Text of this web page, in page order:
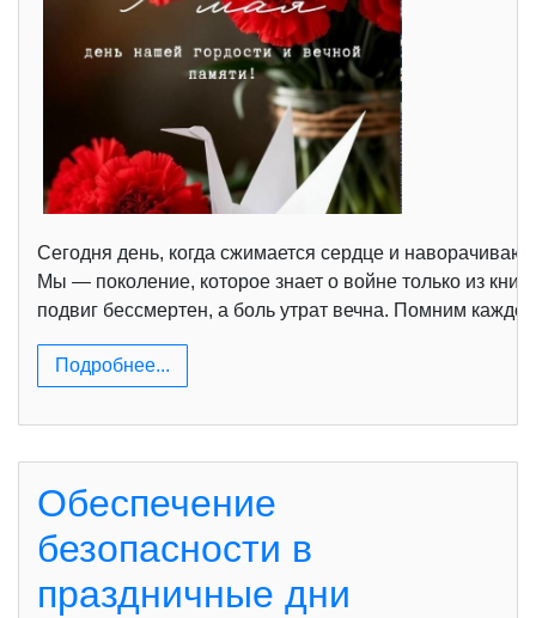
Сегодня день, когда сжимается сердце и
Мы — поколение, которое знает о войне только из
подвиг бессмертен, а боль утрат вечна. Помним
Подробнее...
Обеспечение
безопасности в
праздничные дни